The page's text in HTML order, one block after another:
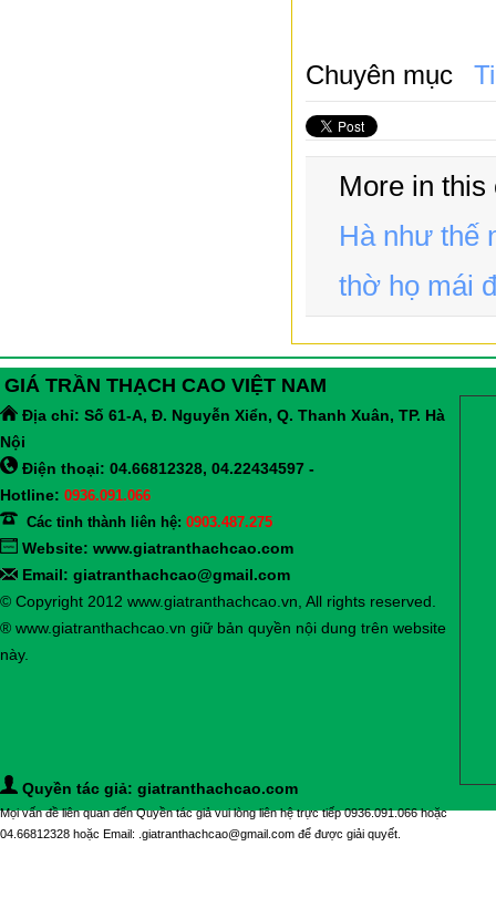
Chuyên mục
More in this
Hà như thế
thờ họ mái
GIÁ TRẦN THẠCH CAO VIỆT NAM
Địa chỉ: Số 61-A, Đ. Nguyễn Xiển, Q. Thanh Xuân, TP. Hà
Nội
Điện thoại: 04.66812328, 04.22434597 -
Hotline: 0936.091.066
Các tỉnh thành liên hệ: 0903.487.275
Website: www.giatranthachcao.com
Email: giatranthachcao@gmail.com
© Copyright 2012 www.giatranthachcao.vn, All rights reserved.
® www.giatranthachcao.vn giữ bản quyền nội dung trên website
này.
Quyền tác giả: giatranthachcao.com
Mọi vấn đề liên quan đến Quyền tác giả vui lòng liên hệ trực tiếp 0936.091.066 hoặc
04.66812328 hoặc Email: .giatranthachcao@gmail.com để được giải quyết.